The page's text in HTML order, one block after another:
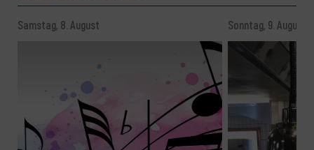
Samstag, 8. August Sonntag, 9. August